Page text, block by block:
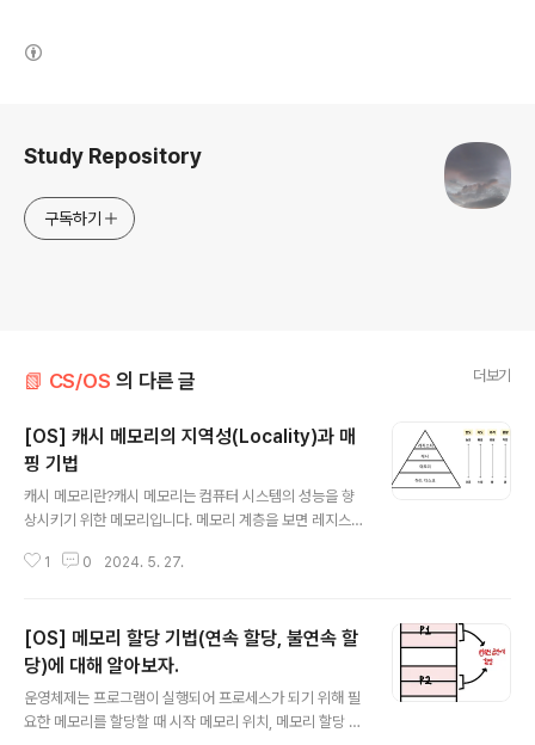
Study Repository
구독하기
📗 CS/OS 의 다른 글 더보기
[OS] 캐시 메모리의 지역성(Locality)과 매
핑 기법
캐시 메모리란?캐시 메모리는 컴퓨터 시스템의 성능을 향
상시키기 위한 메모리입니다. 메모리 계층을 보면 레지스
DD,SDD) 순으로 접근성과 속도가 높은 것을 볼 수 있습니
입장에서 봤을 때 이 점을 보완하고자 중간 캐시 메모리 계
층을 사용하는 것입니다 ! 즉, 그림과 같이 CPU가 RAM
에서 데이터를 빠르게 가져오기 위해 메모리로부터 중간
계층인 캐시 메모리에 데이터를 담아두고 캐시 메모리에서
데이터를 가져와 효율과 속도를 높이는 것입니다. 여기서
1 0 2024. 5. 27.
[OS] 메모리 할당 기법(연속 할당, 불연속 할
당)에 대해 알아보자.
운영체제는 프로그램이 실행되어 프로세스가 되기 위해 필
요한 메모리를 할당할 때 시작 메모리 위치, 메모리 할당 크